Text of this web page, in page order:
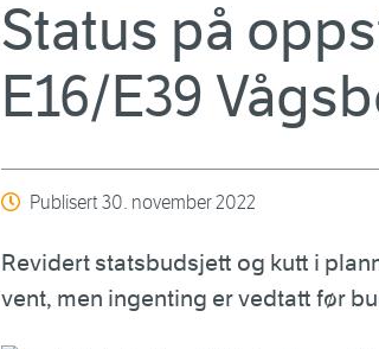
Status på
E16/E39
Publisert30. november 2022
Revidert statsbudsjett og kutt i
vent, men ingenting er vedtatt før